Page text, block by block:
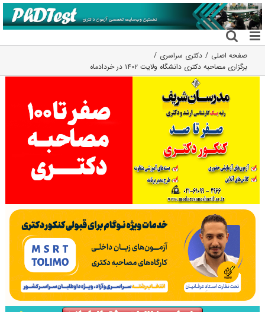
رفتن
به
محتوا
صفحه اصلی
دکتری سراسری
برگزاری مصاحبه دکتری دانشگاه ولایت ۱۴۰۲ در خردادماه